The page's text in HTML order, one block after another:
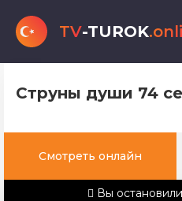
TV-TUROK
Струны души 74
Смотреть онлайн
Вы